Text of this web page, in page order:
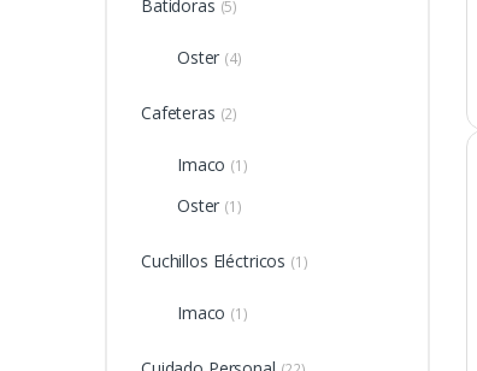
Batidoras (5)
Oster (4)
Cafeteras (2)
Imaco (1)
Oster (1)
Cuchillos Eléctricos (1)
Imaco (1)